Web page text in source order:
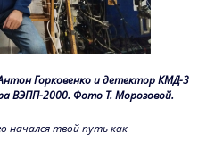
Горковенко и детектор КМД-3
ВЭПП-2000. Фото Т. Морозовой.
начался твой путь как